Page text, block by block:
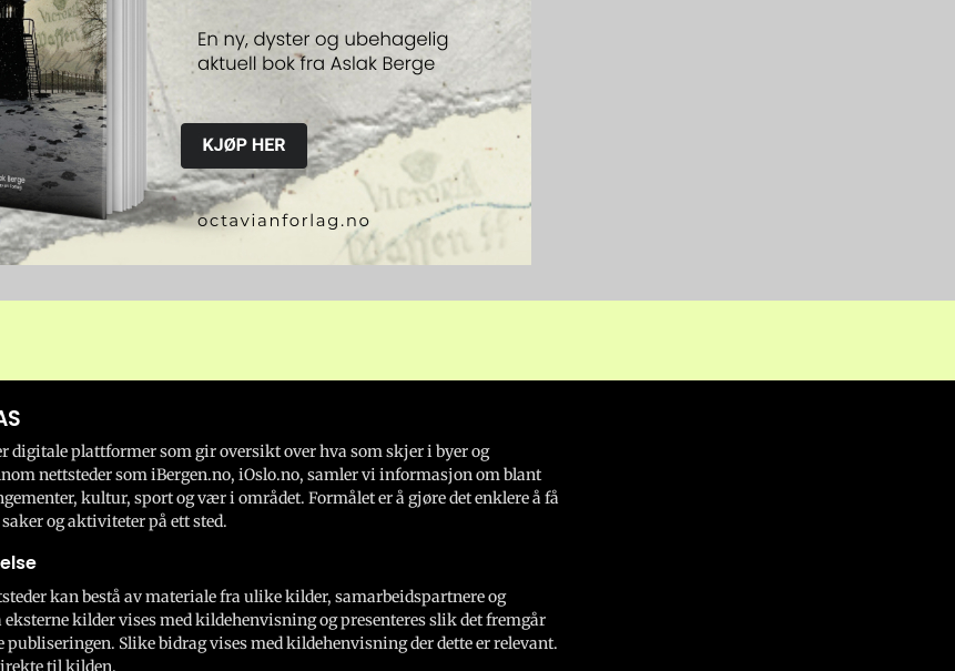
digitale plattformer som gir oversikt over hva som skjer i byer og
nettsteder som iBergen.no, iOslo.no, samler vi informasjon om blant
kultur, sport og vær i området. Formålet er å gjøre det enklere å få
og aktiviteter på ett sted.
kan bestå av materiale fra ulike kilder, samarbeidspartnere og
kilder vises med kildehenvisning og presenteres slik det fremgår
Slike bidrag vises med kildehenvisning der dette er relevant.
til kilden.